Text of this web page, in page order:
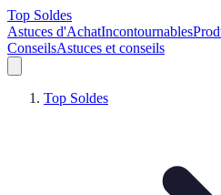
Top Soldes
Astuces d'AchatIncontournables
ConseilsAstuces et conseils
Top Soldes